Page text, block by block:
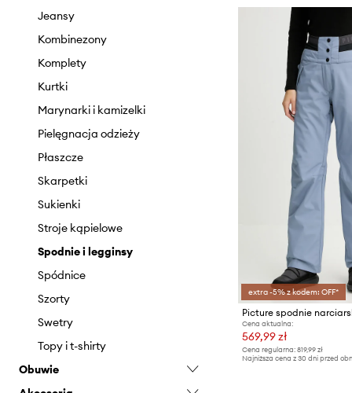
Jeansy
Kombinezony
Komplety
Kurtki
Marynarki i kamizelki
Pielęgnacja odzieży
Płaszcze
Skarpetki
Sukienki
Stroje kąpielowe
Spodnie i legginsy
Spódnice
Szorty
Swetry
Topy i t-shirty
Obuwie
extra -5% z kodem: OFF*
Picture spodnie
Cena aktualna:
569,99 zł
Cena regularna: 819,99 zł
Najniższa cena z 30 dni przed